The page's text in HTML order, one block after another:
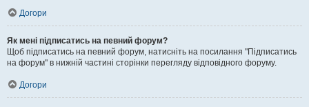
Догори
Як мені підписатись на певний форум?
Щоб підписатись на певний форум, натисніть на посилання "Підписатись
на форум" в нижній частині сторінки перегляду відповідного форуму.
Догори